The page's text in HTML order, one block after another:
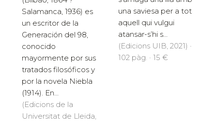
Salamanca, 1936) es
un escritor de la
Generación del 98,
conocido
mayormente por sus
tratados filosóficos y
por la novela Niebla
(1914). En...
(Edicions de la
Universitat de Lleida,
una saviesa per a tot
aquell qui vulgui
atansar-s’hi s...
(Edicions UIB, 2021) ·
102 pàg. · 15 €